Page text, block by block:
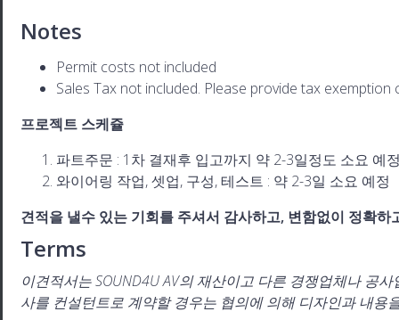
Notes
Permit costs not included
Sales Tax not included. Please provide tax exemption
프로젝트 스케쥴
파트주문 : 1차 결재후 입고까지 약 2-3일정도 소요 예
와이어링 작업, 셋업, 구성, 테스트 : 약 2-3일 소요 예정
견적을 낼수 있는 기회를 주셔서 감사하고, 변함없이 정확
Terms
이견적서는 SOUND4U AV의 재산이고 다른 경쟁업체나 공
사를 컨설턴트로 계약할 경우는 협의에 의해 디자인과 내용